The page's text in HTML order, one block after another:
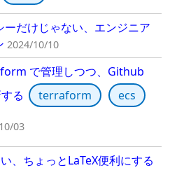
だけじゃない、エンジニア
2024/10/10
で管理しつつ、Github
る
terraform
ecs
03
、ちょっとLaTeX便利にする